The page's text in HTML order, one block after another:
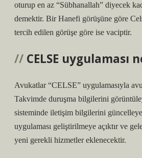
oturup en az “Sübhanallah” diyecek
demektir. Bir Hanefi görüşüne göre
tercih edilen görüşe göre ise vaciptir.
CELSE uygulaması
Avukatlar “CELSE” uygulamasıyla
Takvimde duruşma bilgilerini
sisteminde iletişim bilgilerini
uygulaması geliştirilmeye açıktır ve
yeni gerekli hizmetler eklenecektir.